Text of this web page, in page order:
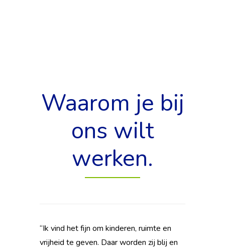
Waarom je bij
ons wilt
werken.
“Ik vind het fijn om kinderen, ruimte en
vrijheid te geven. Daar worden zij blij en